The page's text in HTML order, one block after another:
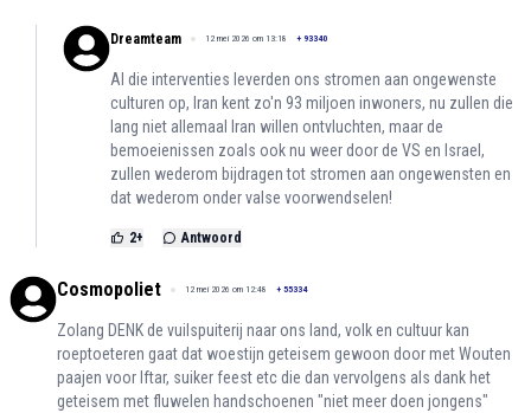
Dreamteam 12 mei 2026 om 13:18 + 93340
Al die interventies leverden ons stromen aan ongewenste
culturen op, Iran kent zo'n 93 miljoen inwoners, nu zullen die
lang niet allemaal Iran willen ontvluchten, maar de
bemoeienissen zoals ook nu weer door de VS en Israel,
zullen wederom bijdragen tot stromen aan ongewensten en
dat wederom onder valse voorwendselen!
2+ Antwoord
Cosmopoliet 12 mei 2026 om 12:48 + 55334
Zolang DENK de vuilspuiterij naar ons land, volk en cultuur kan
roeptoeteren gaat dat woestijn geteisem gewoon door met Wouten
paajen voor Iftar, suiker feest etc die dan vervolgens als dank het
geteisem met fluwelen handschoenen "niet meer doen jongens"